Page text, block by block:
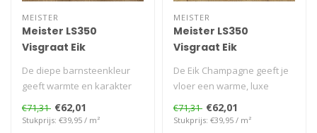
MEISTER
Meister LS350
Visgraat Eik
Barnsteen
De diepe barnsteenkleur
geeft warmte en karakter
aan elke ruimte.
Waterbestendig..
€71,31 €62,01
Stukprijs: €39,95 / m²
MEISTER
Meister LS350
Visgraat Eik
Champagne
De Eik Champagne geeft je
vloer een warme, luxe
uitstraling. Waterbestendig
en k..
€71,31 €62,01
Stukprijs: €39,95 / m²